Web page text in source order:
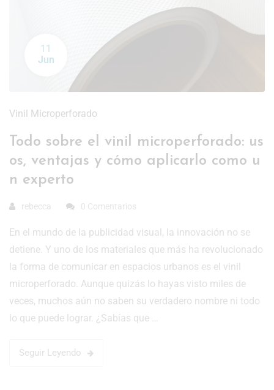
11
Jun
Vinil Microperforado
Todo sobre el vinil microperforado: us
os, ventajas y cómo aplicarlo como u
n experto
rebecca 0 Comentarios
En el mundo de la publicidad visual, la innovación no se
detiene. Y uno de los materiales que más ha revolucionado
la forma de comunicar en espacios urbanos es el vinil
microperforado. Aunque quizás lo hayas visto miles de
veces, muchos aún no saben su verdadero nombre ni todo
lo que puede lograr. ¿Sabías que …
Seguir Leyendo